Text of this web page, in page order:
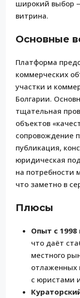
широкий выбор
витрина.
Основные
Платформа
коммерческих
участки и
Болгарии.
тщательная
объектов
сопровождение
публикация,
юридическая
на потребности
что заметно в
Плюсы
Опыт с 1998
что даёт
местного
отлаженных
с юристами